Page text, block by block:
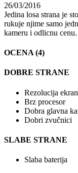
26/03/2016
Jedina losa strana je
rukuje njime samo
kameru i odlicnu cenu.
OCENA (4)
DOBRE STRANE
Rezolucija
Brz procesor
Dobra glavna
Dobri zvučnici
SLABE STRANE
Slaba baterija